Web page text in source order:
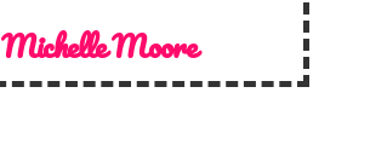
Michelle Moore